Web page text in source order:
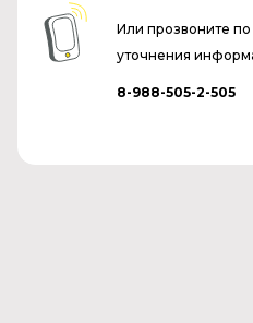
Или прозвоните
уточнения
8-988-505-2-505